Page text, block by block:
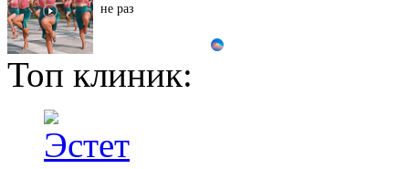
не раз
Ролик из Омска: вы
будете смеяться долго
Смолов призвал
Топ клиник: